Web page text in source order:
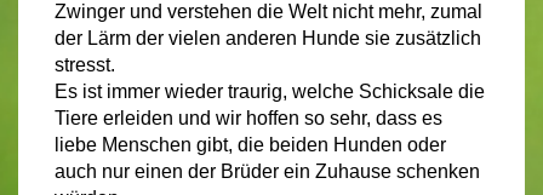
Zwinger und verstehen die Welt nicht mehr, zumal
der Lärm der vielen anderen Hunde sie zusätzlich
stresst.
Es ist immer wieder traurig, welche Schicksale die
Tiere erleiden und wir hoffen so sehr, dass es
liebe Menschen gibt, die beiden Hunden oder
auch nur einen der Brüder ein Zuhause schenken